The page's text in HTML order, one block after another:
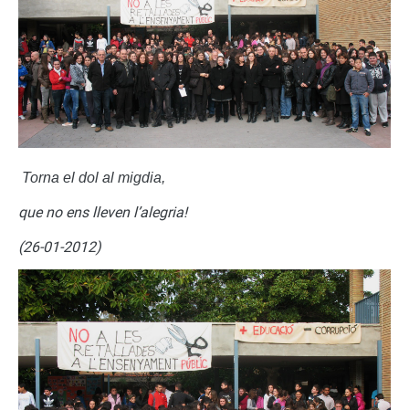
Torna el dol al migdia,
que no ens lleven l’alegria!
(26-01-2012)